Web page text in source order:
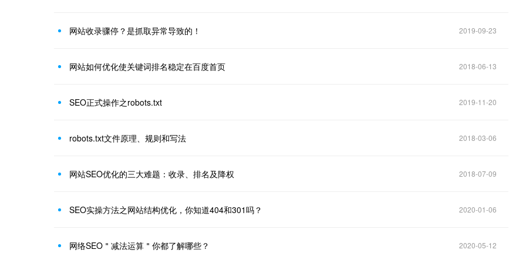
网站收录骤停？是抓取异常导致的！ 2019-09-23
网站如何优化使关键词排名稳定在百度首页 2018-06-13
SEO正式操作之robots.txt 2019-11-20
robots.txt文件原理、规则和写法 2018-03-06
网站SEO优化的三大难题：收录、排名及降权 2018-07-09
SEO实操方法之网站结构优化，你知道404和301吗？ 2020-01-06
网络SEO＂减法运算＂你都了解哪些？ 2020-05-12